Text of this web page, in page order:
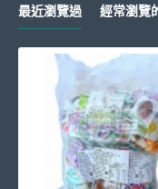
超商取貨每筆訂單
最近瀏覽過 經常瀏覽